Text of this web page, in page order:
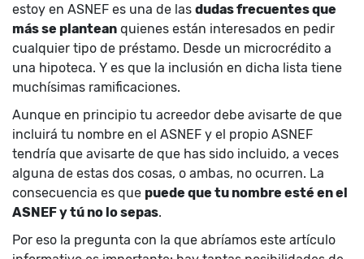
estoy en ASNEF es una de las dudas frecuentes que
más se plantean quienes están interesados en pedir
cualquier tipo de préstamo. Desde un microcrédito a
una hipoteca. Y es que la inclusión en dicha lista tiene
muchísimas ramificaciones.
Aunque en principio tu acreedor debe avisarte de que
incluirá tu nombre en el ASNEF y el propio ASNEF
tendría que avisarte de que has sido incluido, a veces
alguna de estas dos cosas, o ambas, no ocurren. La
consecuencia es que puede que tu nombre esté en el
ASNEF y tú no lo sepas.
Por eso la pregunta con la que abríamos este artículo